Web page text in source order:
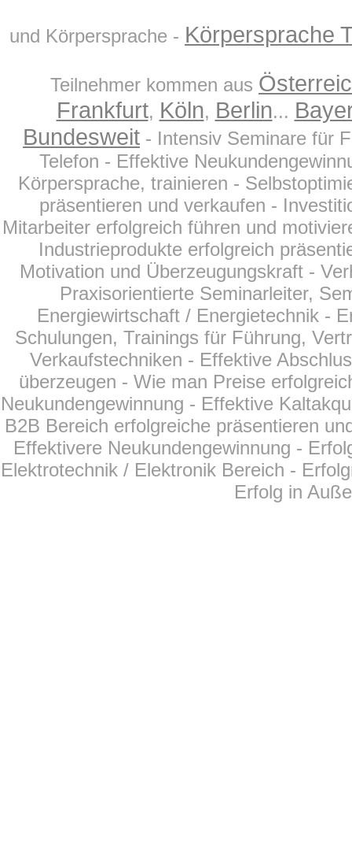
und Körpersprache - Körpersprache
Teilnehmer kommen aus
Frankfurt, Köln, Berlin...
Bundesweit - Intensiv Seminare für
Telefon - Effektive
Körpersprache, trainieren -
präsentieren und verkaufen -
Mitarbeiter erfolgreich führen und
Industrieprodukte erfolgreich
Motivation und Überzeugungskraft -
Praxisorientierte Seminarleiter,
Energiewirtschaft / Energietechnik -
Schulungen, Trainings für Führung,
Verkaufstechniken - Effektive
überzeugen - Wie man Preise
Neukundengewinnung - Effektive
B2B Bereich erfolgreiche präsentieren
Effektivere Neukundengewinnung -
Elektrotechnik / Elektronik Bereich -
Erfolg in